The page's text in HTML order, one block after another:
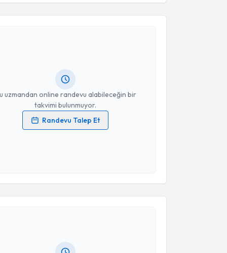
Takvim Talebini Gönder
uzmandan online randevu alabileceğin bir
takvimi bulunmuyor.
Randevu Talep Et
verilerimin işlenmesine ilişkinAydınlatma Metni
Takvim Talebini Gönder